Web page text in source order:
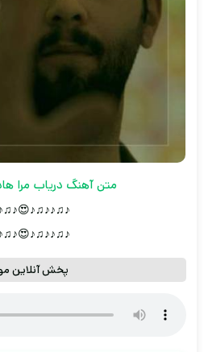
متن آهنگ دریاب مرا
پخش آنلاین